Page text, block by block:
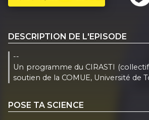
DESCRIPTION DE L'EPISODE
--
Un programme du CIRASTI
soutien de la COMUE, Université de
POSE TA SCIENCE